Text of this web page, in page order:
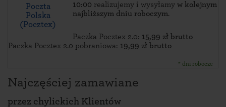
Poczta
Polska
(Pocztex)
10:00 realizujemy i wysyłamy w kolejnym
najbliższym dniu roboczym.
Paczka Pocztex 2.0: 15,99 zł brutto
Paczka Pocztex 2.0 pobraniowa: 19,99 zł brutto
* dni robocze
Najczęściej zamawiane
przez chylickich Klientów